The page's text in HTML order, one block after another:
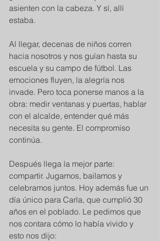
asienten con la cabeza. Y sí, allí
estaba.
Al llegar, decenas de niños corren
hacia nosotros y nos guían hasta su
escuela y su campo de fútbol. Las
emociones fluyen, la alegría nos
invade. Pero toca ponerse manos a la
obra: medir ventanas y puertas, hablar
con el alcalde, entender qué más
necesita su gente. El compromiso
continúa.
Después llega la mejor parte:
compartir. Jugamos, bailamos y
celebramos juntos. Hoy además fue un
día único para Carla, que cumplió 30
años en el poblado. Le pedimos que
nos contara cómo lo había vivido y
esto nos dijo: